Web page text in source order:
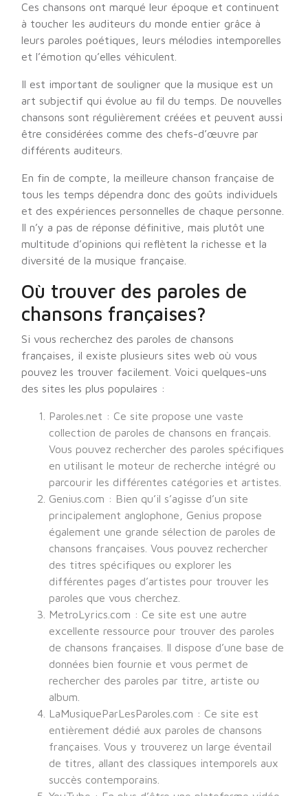
Ces chansons ont marqué leur époque et continuent
à toucher les auditeurs du monde entier grâce à
leurs paroles poétiques, leurs mélodies intemporelles
et l’émotion qu’elles véhiculent.
Il est important de souligner que la musique est un
art subjectif qui évolue au fil du temps. De nouvelles
chansons sont régulièrement créées et peuvent aussi
être considérées comme des chefs-d’œuvre par
différents auditeurs.
En fin de compte, la meilleure chanson française de
tous les temps dépendra donc des goûts individuels
et des expériences personnelles de chaque personne.
Il n’y a pas de réponse définitive, mais plutôt une
multitude d’opinions qui reflètent la richesse et la
diversité de la musique française.
Où trouver des paroles de
chansons françaises?
Si vous recherchez des paroles de chansons
françaises, il existe plusieurs sites web où vous
pouvez les trouver facilement. Voici quelques-uns
des sites les plus populaires :
Paroles.net : Ce site propose une vaste
collection de paroles de chansons en français.
Vous pouvez rechercher des paroles spécifiques
en utilisant le moteur de recherche intégré ou
parcourir les différentes catégories et artistes.
Genius.com : Bien qu’il s’agisse d’un site
principalement anglophone, Genius propose
également une grande sélection de paroles de
chansons françaises. Vous pouvez rechercher
des titres spécifiques ou explorer les
différentes pages d’artistes pour trouver les
paroles que vous cherchez.
MetroLyrics.com : Ce site est une autre
excellente ressource pour trouver des paroles
de chansons françaises. Il dispose d’une base de
données bien fournie et vous permet de
rechercher des paroles par titre, artiste ou
album.
LaMusiqueParLesParoles.com : Ce site est
entièrement dédié aux paroles de chansons
françaises. Vous y trouverez un large éventail
de titres, allant des classiques intemporels aux
succès contemporains.